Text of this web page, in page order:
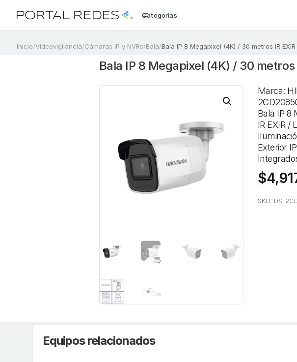
a
Categorías
Inicio/Videovigilancia/Cámaras IP y NVRs/Bala/Bala IP 8 Megapixel (4K) / 30 metros IR
Bala IP 8 Megapixel (4K) / 30 metros
Marca:
Bala IP 8
IR EXIR /
Exterior
$
SKU: DS-
Equipos relacionados